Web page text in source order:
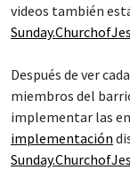
videos también
Después de ver
miembros del
implementar las
implementación